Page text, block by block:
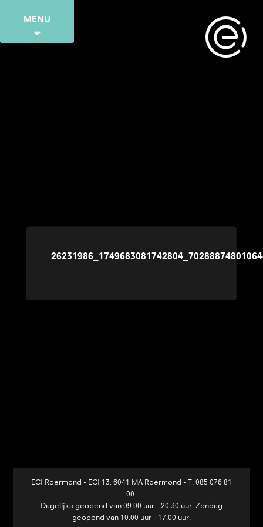
MENU
ECI Roermond - ECI 13, 6041 MA Roermond - T. 085 076 81
00
Dagelijks geopend van 09.00 uur - 20.30 uur. Zondag
geopend van 10.00 uur - 17.00 uur.